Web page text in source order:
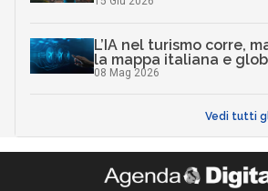
L’IA nel turismo corre,
la mappa italiana e
08 Mag 2026
Vedi tutti